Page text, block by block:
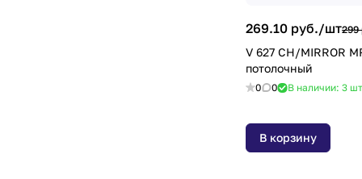
269.10 руб./шт299
V 627 CH/MIRROR
потолочный
0 0 В наличии: 3 шт
В корзину